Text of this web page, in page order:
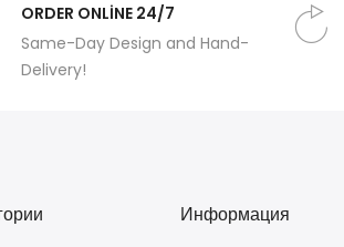
ORDER ONLİNE 24/7
Same-Day Design and Hand-
Delivery!
Информация